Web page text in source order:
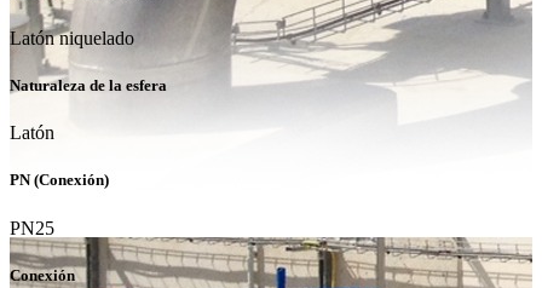
Latón niquelado
Naturaleza de la esfera
Latón
PN (Conexión)
PN25
Conexión